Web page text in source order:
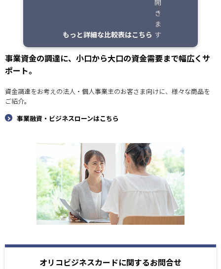
もっと詳細な比較表はこちら
事業資金の調達に、小口から大口の資金需要まで幅広くサ
ポート。
資金調達をお考えの法人・個人事業主のお客さま向けに、様々な商品を
ご紹介。
事業融資・ビジネスローンはこちら
オリコビジネスカードに関するお問合せ